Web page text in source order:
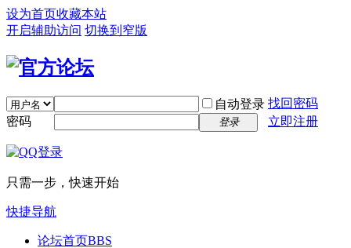
设为首页收藏本站
开启辅助访问 切换到窄版
自动登录 找回密码
密码
登录 立即注册
只需一步，快速开始
快捷导航
论坛首页BBS